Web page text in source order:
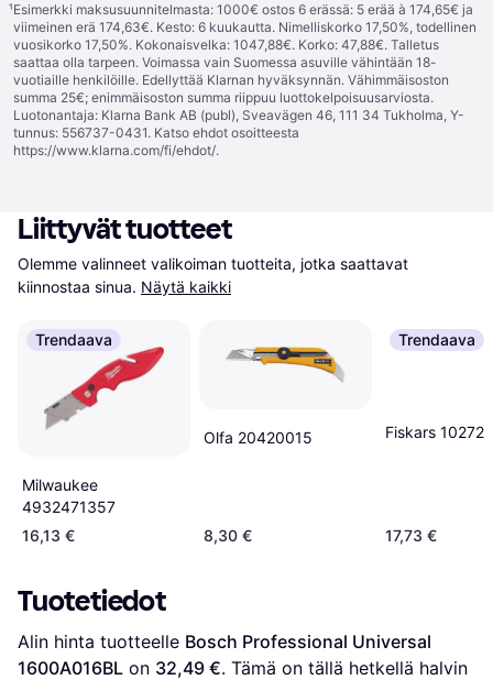
¹Esimerkki maksusuunnitelmasta: 1000€ ostos 6 erässä: 5 erää à 174,65€ ja
viimeinen erä 174,63€. Kesto: 6 kuukautta. Nimelliskorko 17,50%, todellinen
vuosikorko 17,50%. Kokonaisvelka: 1047,88€. Korko: 47,88€. Talletus
saattaa olla tarpeen. Voimassa vain Suomessa asuville vähintään 18-
vuotiaille henkilöille. Edellyttää Klarnan hyväksynnän. Vähimmäisoston
summa 25€; enimmäisoston summa riippuu luottokelpoisuusarviosta.
Luotonantaja: Klarna Bank AB (publ), Sveavägen 46, 111 34 Tukholma, Y-
tunnus: 556737-0431. Katso ehdot osoitteesta
https://www.klarna.com/fi/ehdot/.
Liittyvät tuotteet
Olemme valinneet valikoiman tuotteita, jotka saattavat
kiinnostaa sinua. Näytä kaikki
Trendaava
Milwaukee
4932471357
16,13 €
Olfa 20420015
8,30 €
Trendaava
Fiskars
17,73 €
Tuotetiedot
Alin hinta tuotteelle Bosch Professional Universal
1600A016BL on 32,49 €. Tämä on tällä hetkellä halvin